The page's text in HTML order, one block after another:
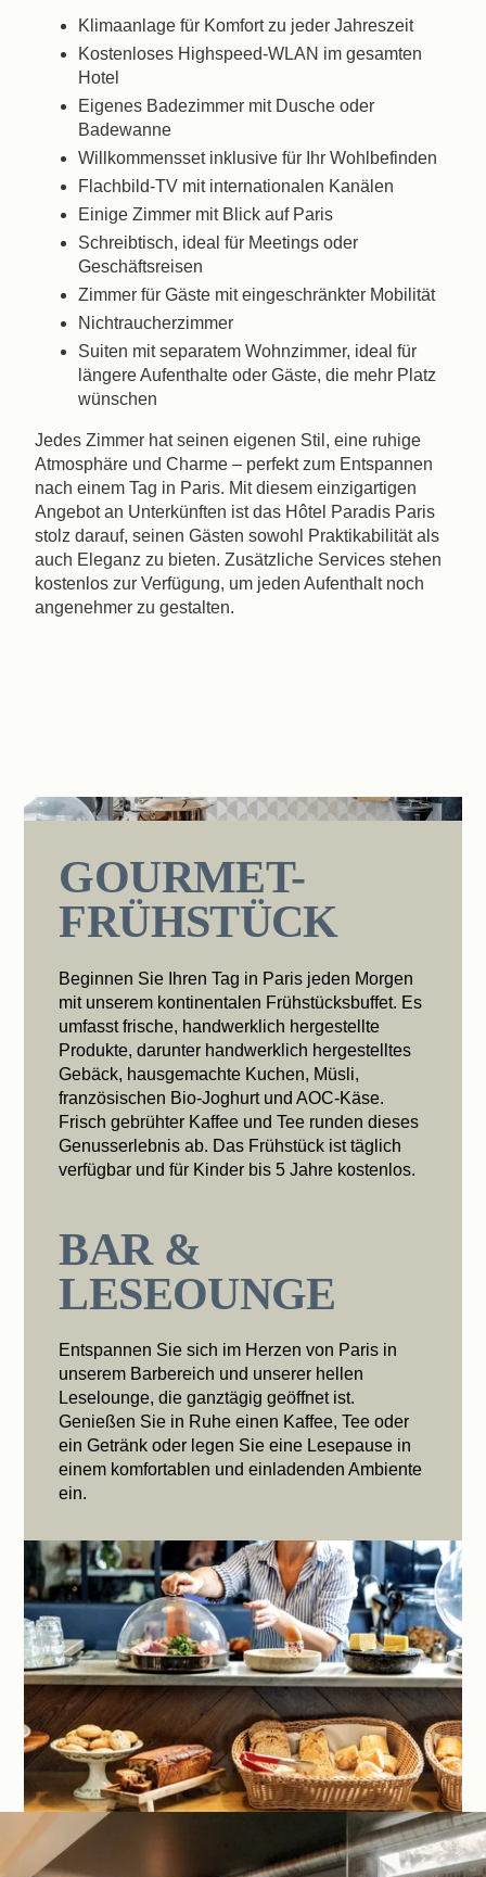
Klimaanlage für Komfort zu jeder Jahreszeit
Kostenloses Highspeed-WLAN im gesamten
Hotel
Eigenes Badezimmer mit Dusche oder
Badewanne
Willkommensset inklusive für Ihr Wohlbefinden
Flachbild-TV mit internationalen Kanälen
Einige Zimmer mit Blick auf Paris
Schreibtisch, ideal für Meetings oder
Geschäftsreisen
Zimmer für Gäste mit eingeschränkter Mobilität
Nichtraucherzimmer
Suiten mit separatem Wohnzimmer, ideal für
längere Aufenthalte oder Gäste, die mehr Platz
wünschen
Jedes Zimmer hat seinen eigenen Stil, eine ruhige
Atmosphäre und Charme – perfekt zum Entspannen
nach einem Tag in Paris. Mit diesem einzigartigen
Angebot an Unterkünften ist das Hôtel Paradis Paris
stolz darauf, seinen Gästen sowohl Praktikabilität als
auch Eleganz zu bieten. Zusätzliche Services stehen
kostenlos zur Verfügung, um jeden Aufenthalt noch
angenehmer zu gestalten.
GOURMET-
FRÜHSTÜCK
Beginnen Sie Ihren Tag in Paris jeden Morgen
mit unserem kontinentalen Frühstücksbuffet. Es
umfasst frische, handwerklich hergestellte
Produkte, darunter handwerklich hergestelltes
Gebäck, hausgemachte Kuchen, Müsli,
französischen Bio-Joghurt und AOC-Käse.
Frisch gebrühter Kaffee und Tee runden dieses
Genusserlebnis ab. Das Frühstück ist täglich
verfügbar und für Kinder bis 5 Jahre kostenlos.
BAR &
LESEOUNGE
Entspannen Sie sich im Herzen von Paris in
unserem Barbereich und unserer hellen
Leselounge, die ganztägig geöffnet ist.
Genießen Sie in Ruhe einen Kaffee, Tee oder
ein Getränk oder legen Sie eine Lesepause in
einem komfortablen und einladenden Ambiente
ein.
Das HausDie Zimmer & Suiten
Unsere PartnerUnsere Verpflichtungen
Angebote & AktuellesZugangBuchen
Kontaktieren Sie uns